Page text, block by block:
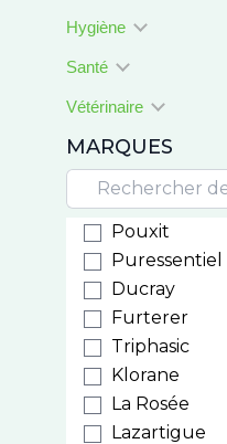
Hygiène
Santé
Vétérinaire
MARQUES
Pouxit
Puressentiel
Ducray
Furterer
Triphasic
Klorane
La Rosée
Lazartigue